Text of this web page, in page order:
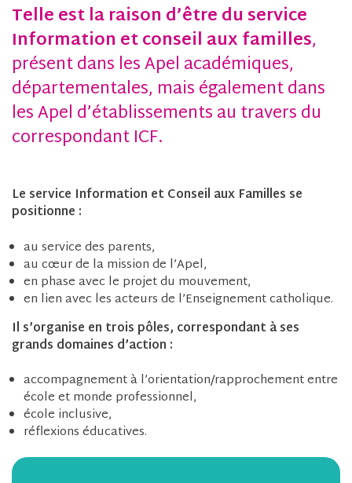
Telle est la raison d’être du service
Information et conseil aux familles,
présent dans les Apel académiques,
départementales, mais également dans
les Apel d’établissements au travers du
correspondant ICF.
Le service Information et Conseil aux Familles se
positionne :
au service des parents,
au cœur de la mission de l’Apel,
en phase avec le projet du mouvement,
en lien avec les acteurs de l’Enseignement catholique.
Il s’organise en trois pôles, correspondant à ses
grands domaines d’action :
accompagnement à l’orientation/rapprochement entre
école et monde professionnel,
école inclusive,
réflexions éducatives.